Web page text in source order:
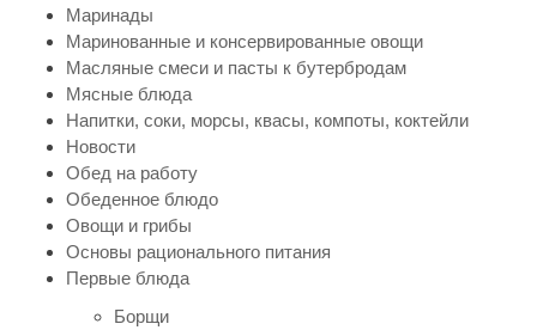
Маринады
Маринованные и консервированные овощи
Масляные смеси и пасты к бутербродам
Мясные блюда
Напитки, соки, морсы, квасы, компоты, коктейли
Новости
Обед на работу
Обеденное блюдо
Овощи и грибы
Основы рационального питания
Первые блюда
Борщи